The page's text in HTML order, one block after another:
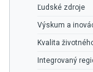
Ľudské zdroje
Výskum a
Kvalita
Integrovaný